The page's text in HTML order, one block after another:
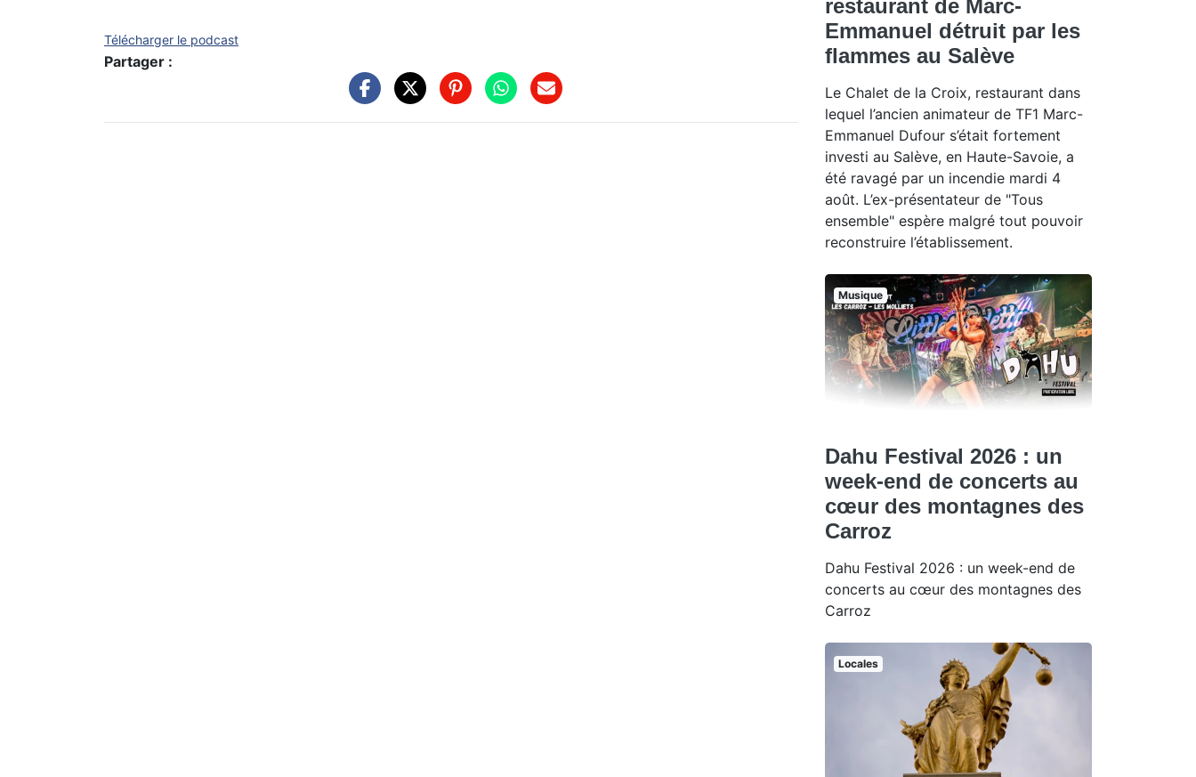
Télécharger le podcast
Partager :
restaurant de Marc-
Emmanuel détruit par les
flammes au Salève
Le Chalet de la Croix, restaurant dans
lequel l’ancien animateur de TF1 Marc-
Emmanuel Dufour s’était fortement
investi au Salève, en Haute-Savoie, a
été ravagé par un incendie mardi 4
août. L’ex-présentateur de "Tous
ensemble" espère malgré tout pouvoir
reconstruire l’établissement.
Musique
Dahu Festival 2026 : un
week-end de concerts au
cœur des montagnes des
Carroz
Dahu Festival 2026 : un week-end de
concerts au cœur des montagnes des
Carroz
Locales